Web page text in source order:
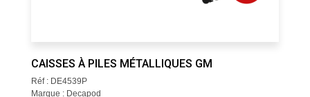
CAISSES À PILES MÉTALLIQUES GM
Réf : DE4539P
Marque : Decapod